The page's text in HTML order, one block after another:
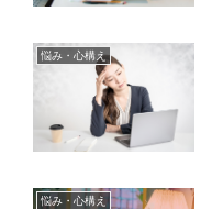
悩み・心構え
悩み・心構え